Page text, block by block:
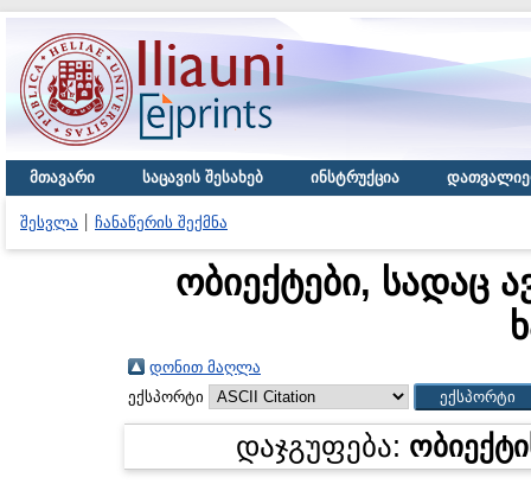
მთავარი საცავის შესახებ ინსტრუქცია
შესვლა ჩანაწერის შექმნა
ობიექტები, სადაც
დონით მაღლა
ექსპორტი
დაჯგუფება: